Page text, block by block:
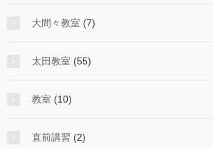
大間々教室 (7)
太田教室 (55)
教室 (10)
直前講習 (2)